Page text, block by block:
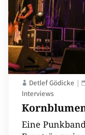
Detlef Gödicke
Interviews
Eine